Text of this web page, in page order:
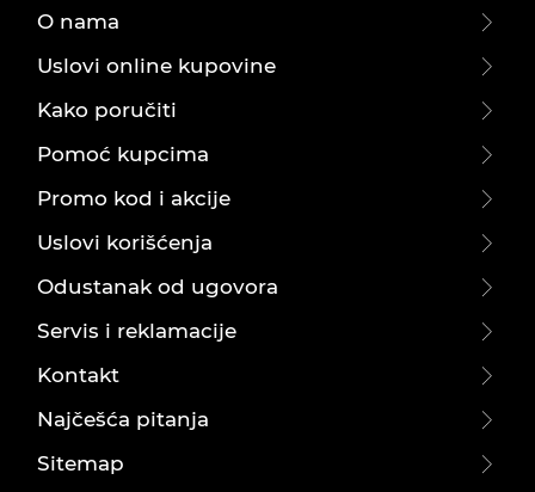
O nama
Uslovi online kupovine
Kako poručiti
Pomoć kupcima
Promo kod i akcije
Uslovi korišćenja
Odustanak od ugovora
Servis i reklamacije
Kontakt
Najčešća pitanja
Sitemap